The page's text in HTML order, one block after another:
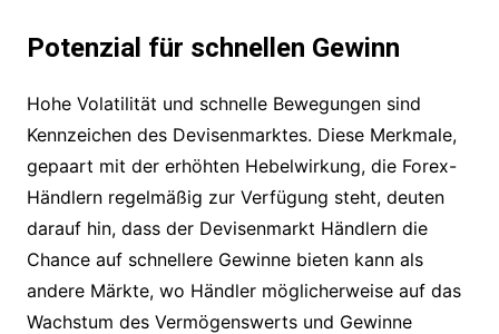
Potenzial für schnellen Gewinn
Hohe Volatilität und schnelle Bewegungen sind
Kennzeichen des Devisenmarktes. Diese Merkmale,
gepaart mit der erhöhten Hebelwirkung, die Forex-
Händlern regelmäßig zur Verfügung steht, deuten
darauf hin, dass der Devisenmarkt Händlern die
Chance auf schnellere Gewinne bieten kann als
andere Märkte, wo Händler möglicherweise auf das
Wachstum des Vermögenswerts und Gewinne